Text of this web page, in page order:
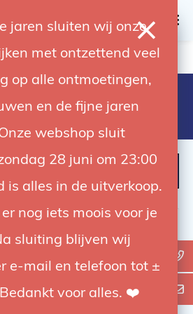
jaren sluiten wij onze
met ontzettend veel
op alle ontmoetingen,
en de fijne jaren
webshop sluit
28 juni om 23:00
is alles in de uitverkoop.
nog iets moois voor je
sluiting blijven wij
e-mail en telefoon tot ±
voor alles. ❤️
shops
with aputure